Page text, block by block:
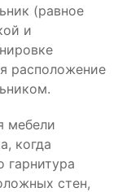
(равное
и
расположение
мебели
когда
гарнитура
стен,